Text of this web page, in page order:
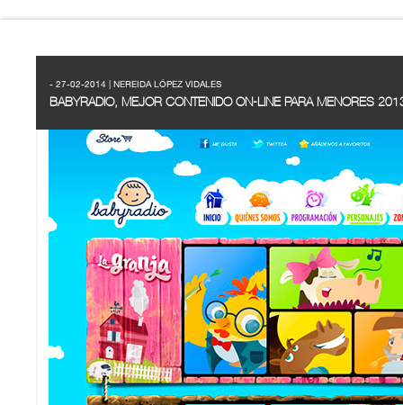
- 27-02-2014 | NEREIDA LÓPEZ VIDALES
BABYRADIO, MEJOR CONTENIDO ON-LINE PARA MENORES